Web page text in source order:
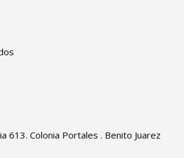
613. Colonia Portales . Benito Juarez